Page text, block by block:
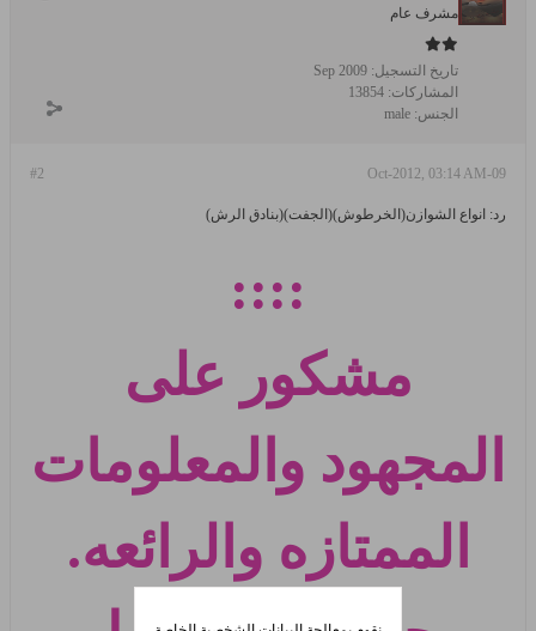
مشرف عام
تاريخ التسجيل: Sep 2009
المشاركات: 13854
الجنس: male
#2 09-Oct-2012, 03:14 AM
رد: انواع الشوازن(الخرطوش)(الجفت)(بنادق الرش)
::::
مشكور على
المجهود والمعلومات
الممتازه والرائعه.